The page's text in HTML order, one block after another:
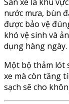
nước mưa, bùn
được bảo vệ
khó vệ sinh và
dụng hàng ngày.
Một bộ thảm lót
xe mà còn tăng
sạch sẽ cho